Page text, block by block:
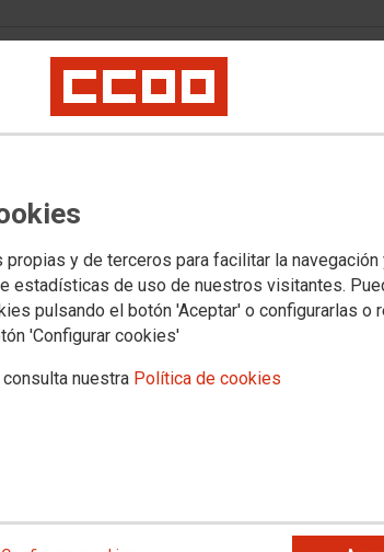
y de terceros para facilitar la navegación
estadísticas de uso de nuestros visitantes.
pulsando el botón 'Aceptar' o configurarlas o
'Configurar cookies'
nuestra Política de cookies
lucran a costa de
PV.
mejoras en las condiciones de trabajo y
derechos laborales y sociales
de hacer propuestas, de ser
movilizar a la clase trabajadora para